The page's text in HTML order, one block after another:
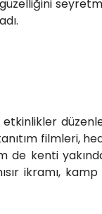
filmleri,
kenti
ikramı,